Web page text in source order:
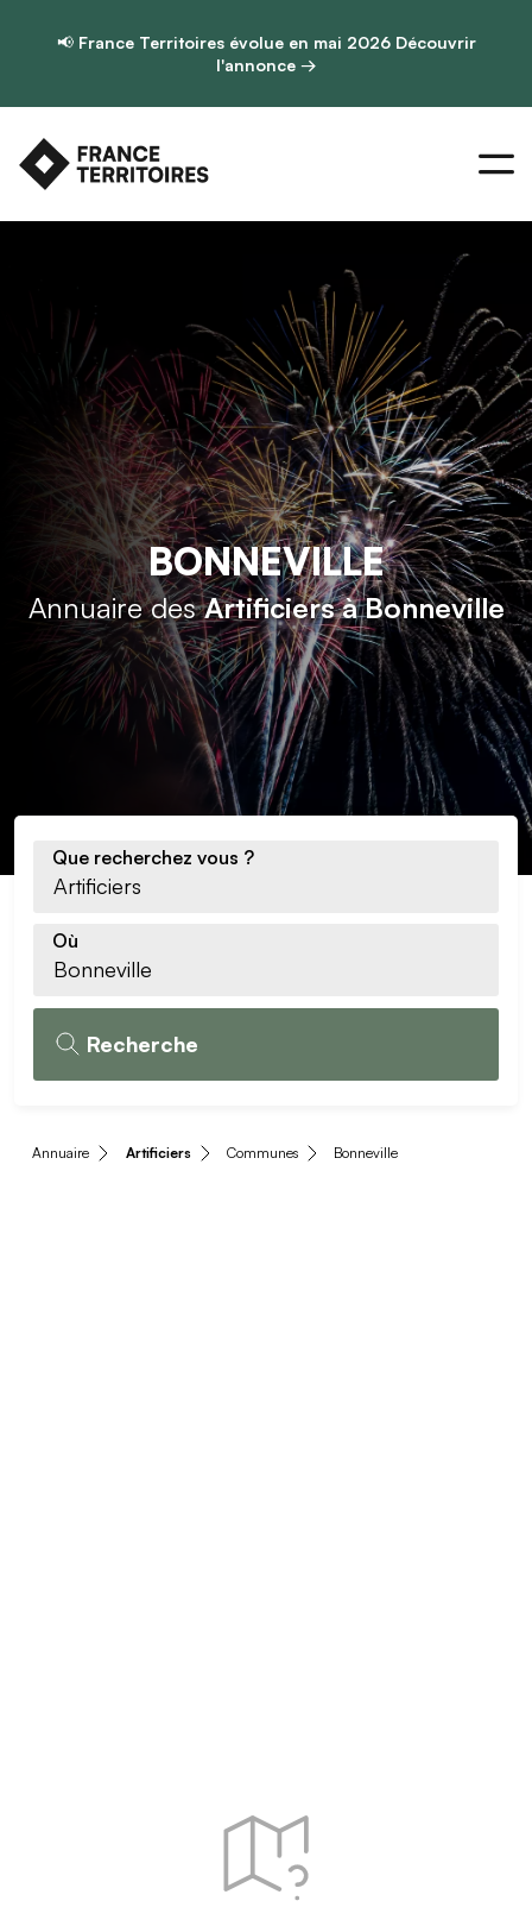
📢 France Territoires évolue en mai 2026 Découvrir
l'annonce →
BONNEVILLE
Annuaire desArtificiers à Bonneville
Que recherchez vous ?
Où
Recherche
Annuaire Artificiers Communes Bonneville